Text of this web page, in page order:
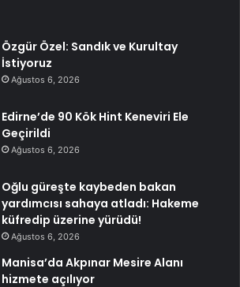
Özgür Özel: Sandık ve Kurultay
İstiyoruz
Ağustos 6, 2026
Edirne’de 90 Kök Hint Keneviri Ele
Geçirildi
Ağustos 6, 2026
Oğlu güreşte kaybeden bakan
yardımcısı sahaya atladı: Hakeme
küfredip üzerine yürüdü!
Ağustos 6, 2026
Manisa’da Akpınar Mesire Alanı
hizmete açılıyor